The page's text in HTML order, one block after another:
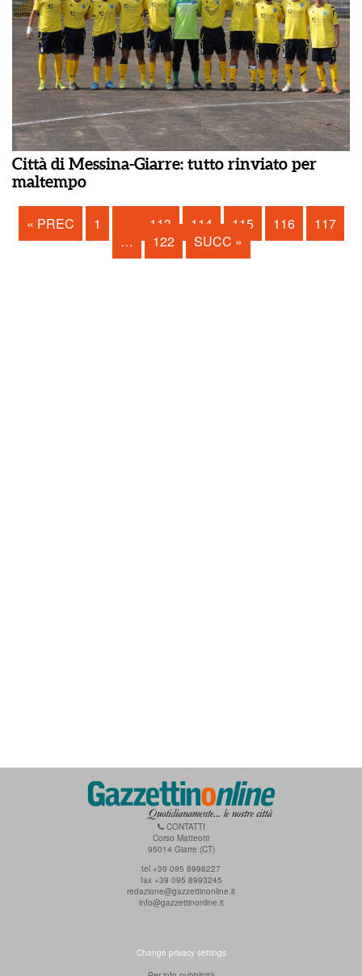
Città di Messina-Giarre: tutto rinviato per
maltempo
« PREC 1 113 114 115 116
117
…
122 SUCC »
CONTATTI
Corso Matteotti
95014 Giarre (CT)
tel +39 095 8998227
fax +39 095 8993245
redazione@gazzettinonline.it
info@gazzettinonline.it
Change privacy settings